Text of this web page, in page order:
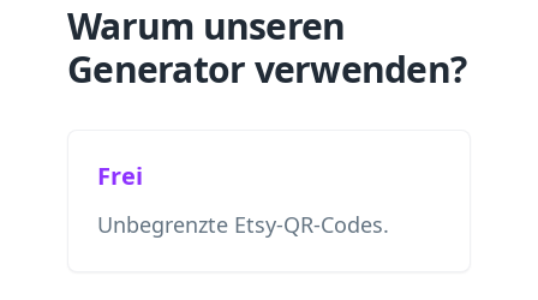
Warum unseren
Generator verwenden?
Frei
Unbegrenzte Etsy-QR-Codes.